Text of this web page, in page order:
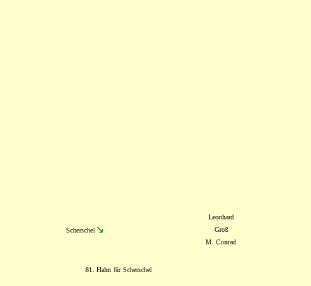
Leonhard
Scherschel
Groß
M. Conrad
81. Hahn für Scherschel